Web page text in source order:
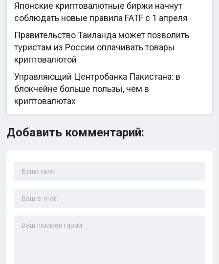
Японские криптовалютные биржи начнут
соблюдать новые правила FATF с 1 апреля
Правительство Таиланда может позволить
туристам из России оплачивать товары
криптовалютой
Управляющий Центробанка Пакистана: в
блокчейне больше пользы, чем в
криптовалютах
Добавить комментарий: